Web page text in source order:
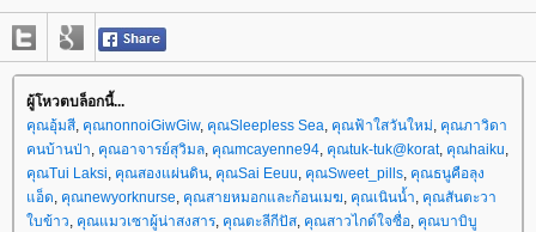
ผู้โหวตบล็อกนี้...
คุณอุ้มสี, คุณnonnoiGiwGiw, คุณSleepless Sea, คุณฟ้าใสวันใหม่, คุณภาวิดา
คนบ้านป่า, คุณอาจารย์สุวิมล, คุณmcayenne94, คุณtuk-tuk@korat, คุณhaiku,
คุณTui Laksi, คุณสองแผ่นดิน, คุณSai Eeuu, คุณSweet_pills, คุณธนูคือลุง
อ็ด, คุณnewyorknurse, คุณสายหมอกและก้อนเมฆ, คุณเนินน้ำ, คุณสันตะวา
บข้าว, คุณแมวเซาผู้น่าสงสาร, คุณตะลีกีปัส, คุณสาวไกด์ใจซื่อ, คุณบาบิบู